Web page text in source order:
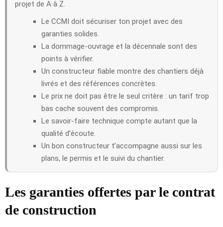
projet de A à Z.
Le CCMI doit sécuriser ton projet avec des
garanties solides.
La dommage-ouvrage et la décennale sont des
points à vérifier.
Un constructeur fiable montre des chantiers déjà
livrés et des références concrètes.
Le prix ne doit pas être le seul critère : un tarif trop
bas cache souvent des compromis.
Le savoir-faire technique compte autant que la
qualité d’écoute.
Un bon constructeur t’accompagne aussi sur les
plans, le permis et le suivi du chantier.
Les garanties offertes par le contrat
de construction